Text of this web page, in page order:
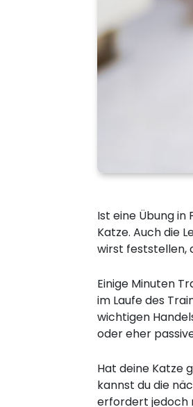
Ist eine Übung
Katze. Auch die
wirst feststellen,
Einige Minuten
im Laufe des
wichtigen
oder eher
Hat deine Katze
kannst du die
erfordert jedoch